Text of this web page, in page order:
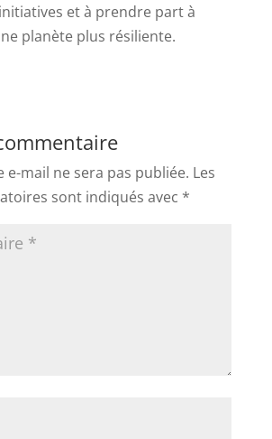
et à prendre part à
planète plus résiliente.
e-mail ne sera pas publiée. Les
sont indiqués avec *